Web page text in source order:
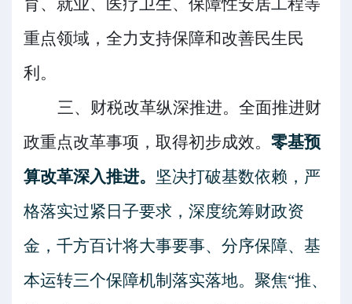
育、就业、医疗卫生、保障性安居工程等
重点领域，全力支持保障和改善民生民
利。
三、财税改革纵深推进。 全面推进财
政重点改革事项，取得初步成效。 零基预
算改革深入推进。 坚决打破基数依赖，严
格落实过紧日子要求，深度统筹财政资
金，千方百计将大事要事、分序保障、基
本运转三个保障机制落实落地。聚焦“推、